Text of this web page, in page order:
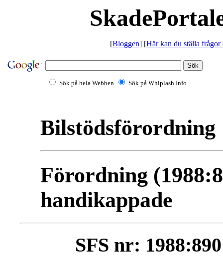
[Bloggen] [Här kan du ställa frågor
Sök på hela Webben Sök på Whiplash Info
Bilstödsförordning
Förordning
handikappade
SFS nr: 1988:890